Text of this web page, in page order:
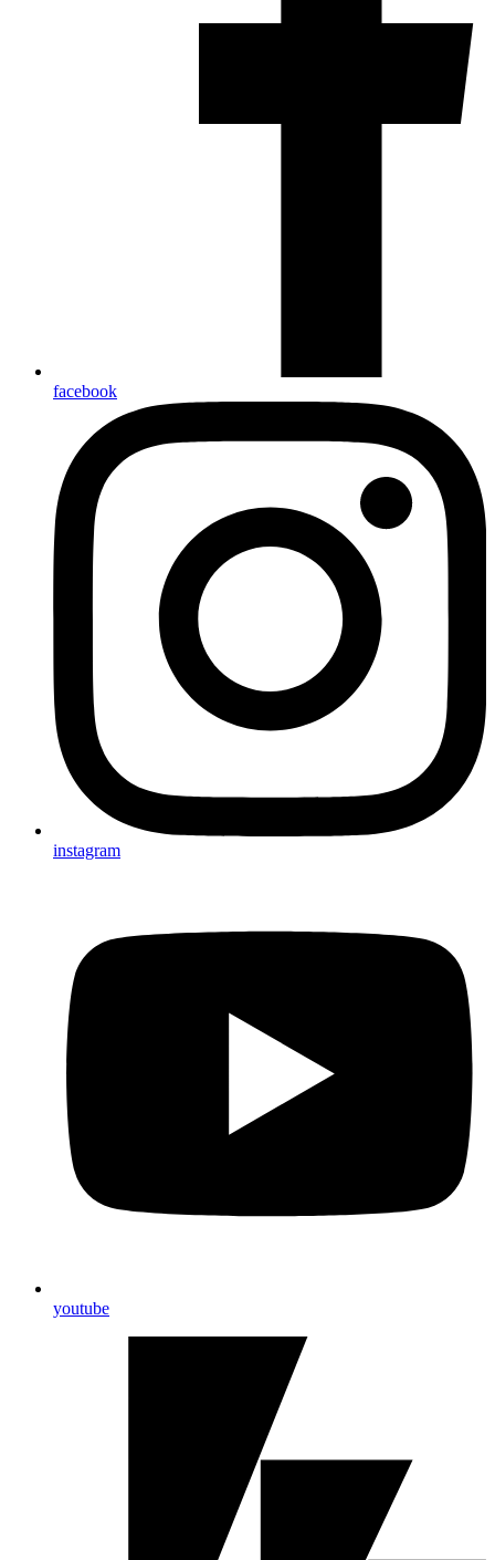
facebook
instagram
youtube